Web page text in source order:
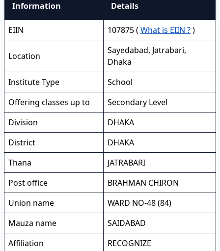
Information Details
EIIN 107875 ( What is EIIN ?)
Location
Sayedabad, Jatrabari,
Dhaka
Institute Type
School
Offering classes up to
Secondary Level
Division
DHAKA
District
DHAKA
Thana
JATRABARI
Post office
BRAHMAN CHIRON
Union name
WARD NO-48 (84)
Mauza name
SAIDABAD
Affiliation
RECOGNIZE